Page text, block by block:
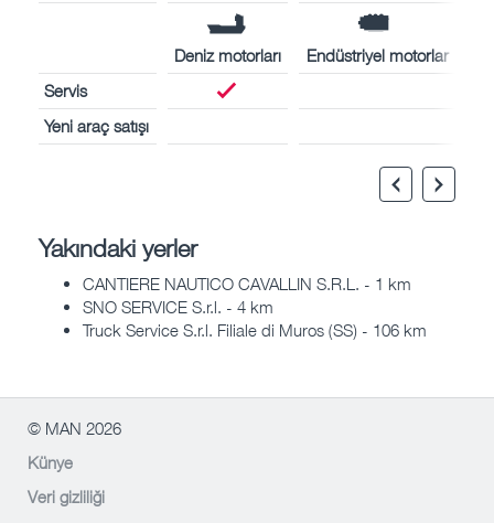
Deniz motorları
Endüstriyel motorlar
Servis
Yeni araç satışı
Yakındaki yerler
CANTIERE NAUTICO CAVALLIN S.R.L. - 1 km
SNO SERVICE S.r.l. - 4 km
Truck Service S.r.l. Filiale di Muros (SS) - 106 km
© MAN 2026
Künye
Veri gizliliği